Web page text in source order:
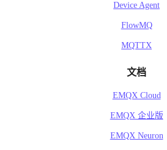
Device Agent
FlowMQ
MQTTX
文档
EMQX Cloud
EMQX 企业版
EMQX Neuron